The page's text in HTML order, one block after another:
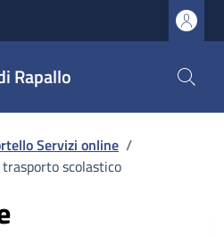
Rapallo
Servizi online /
scolastico